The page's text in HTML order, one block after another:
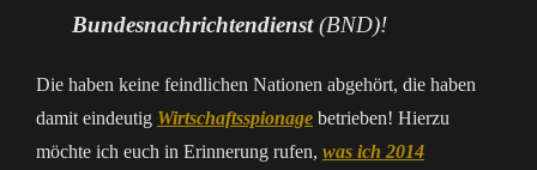
Bundesnachrichtendienst(BND)!
Die haben keine feindlichen Nationen abgehört, die haben
damit eindeutig Wirtschaftsspionage betrieben! Hierzu
möchte ich euch in Erinnerung rufen, was ich 2014